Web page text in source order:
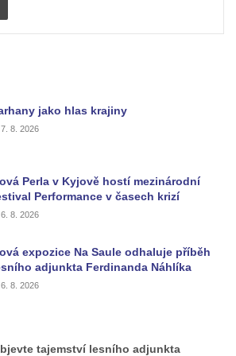
pod Jedlovou
pomníku rumburské
statku v Konětopech
hřbitově v Chloumku v
kaple na rozcestí v jižní
Ohří
západně od Mšené-
jako hlas krajiny
7. 8. 2026
Perla v Kyjově hostí mezinárodní
Performance v časech krizí
6. 8. 2026
expozice Na Saule odhaluje příběh
adjunkta Ferdinanda Náhlíka
6. 8. 2026
tajemství lesního adjunkta